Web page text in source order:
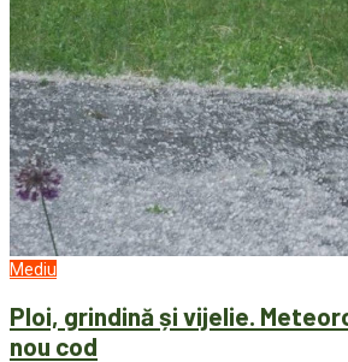
Mediu
Ploi, grindină și vijelie.
nou cod